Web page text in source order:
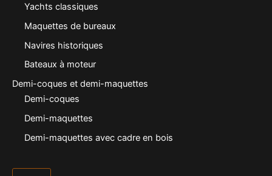
Yachts classiques
Maquettes de bureaux
Navires historiques
Bateaux à moteur
Demi-coques et demi-maquettes
Demi-coques
Demi-maquettes
Demi-maquettes avec cadre en bois